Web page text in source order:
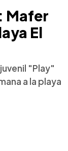
Mafer
El
"Play"
a la playa